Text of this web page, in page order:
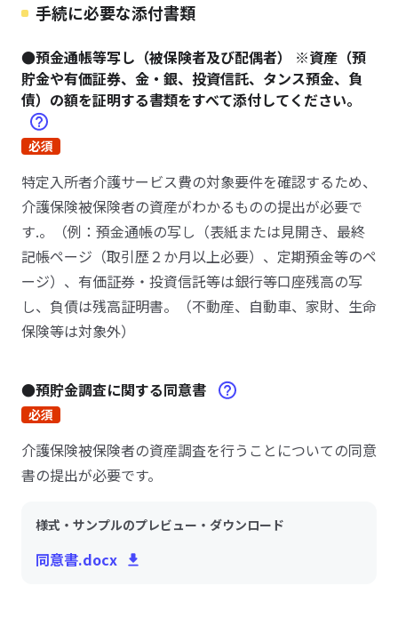
手続に必要な添付書類
●預金通帳等写し（被保険者及び配偶者） ※資産（預
貯金や有価証券、金・銀、投資信託、タンス預金、負
債）の額を証明する書類をすべて添付してください。
必須
特定入所者介護サービス費の対象要件を確認するため、
介護保険被保険者の資産がわかるものの提出が必要で
す.。（例：預金通帳の写し（表紙または見開き、最終
記帳ページ（取引歴２か月以上必要）、定期預金等のペ
ージ）、有価証券・投資信託等は銀行等口座残高の写
し、負債は残高証明書。（不動産、自動車、家財、生命
保険等は対象外）
●預貯金調査に関する同意書
必須
介護保険被保険者の資産調査を行うことについての同意
書の提出が必要です。
様式・サンプルのプレビュー・ダウンロード
同意書.docx